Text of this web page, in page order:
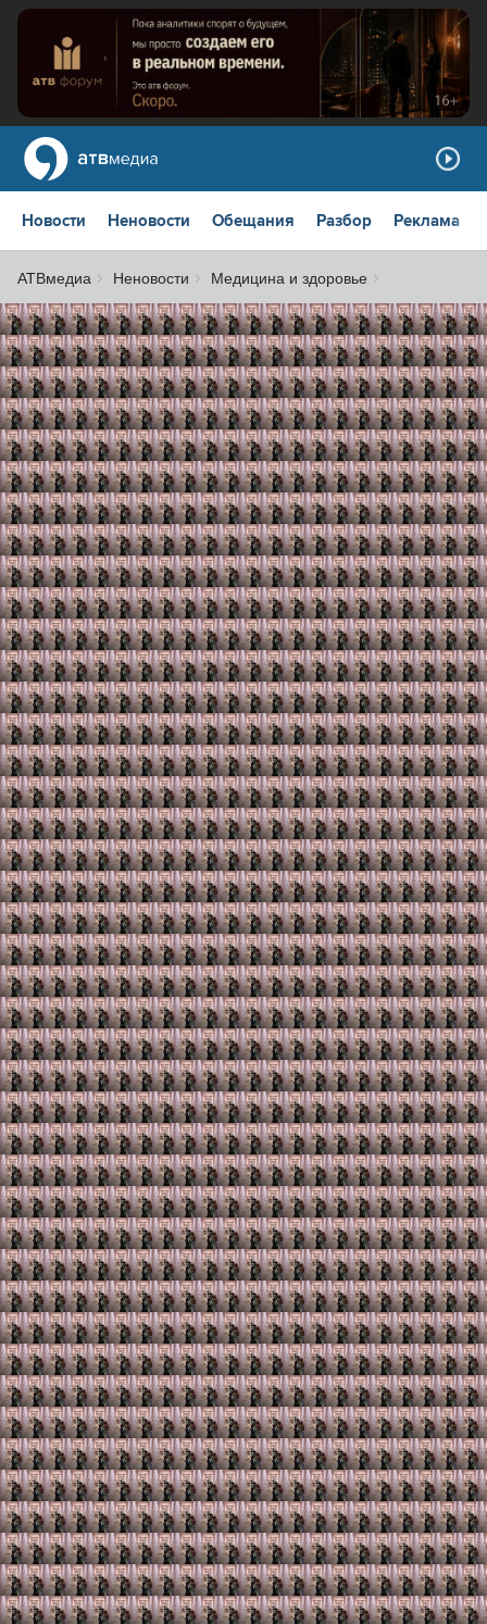
Новости Неновости Обещания Разбор Реклама
АТВмедиа Неновости Медицина и здоровье